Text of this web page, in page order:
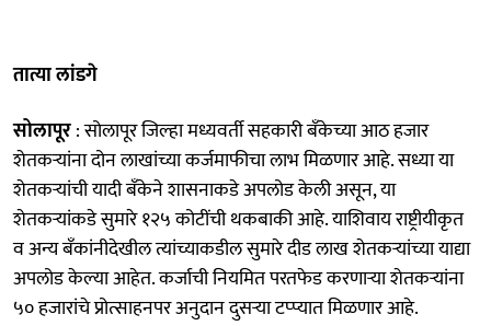
तात्या लांडगे
सोलापूर: सोलापूर जिल्हा मध्यवर्ती सहकारी बँकेच्या आठ हजार
शेतकऱ्यांना दोन लाखांच्या कर्जमाफीचा लाभ मिळणार आहे. सध्या या
शेतकऱ्यांची यादी बँकेने शासनाकडे अपलोड केली असून, या
शेतकऱ्यांकडे सुमारे १२५ कोटींची थकबाकी आहे. याशिवाय राष्ट्रीयीकृत
व अन्य बँकांनीदेखील त्यांच्याकडील सुमारे दीड लाख शेतकऱ्यांच्या याद्या
अपलोड केल्या आहेत. कर्जाची नियमित परतफेड करणाऱ्या शेतकऱ्यांना
५० हजारांचे प्रोत्साहनपर अनुदान दुसऱ्या टप्प्यात मिळणार आहे.